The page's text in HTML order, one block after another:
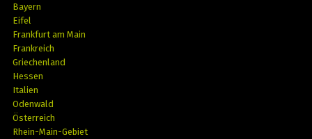
Bayern
Eifel
Frankfurt am Main
Frankreich
Griechenland
Hessen
Italien
Odenwald
Österreich
Rhein-Main-Gebiet